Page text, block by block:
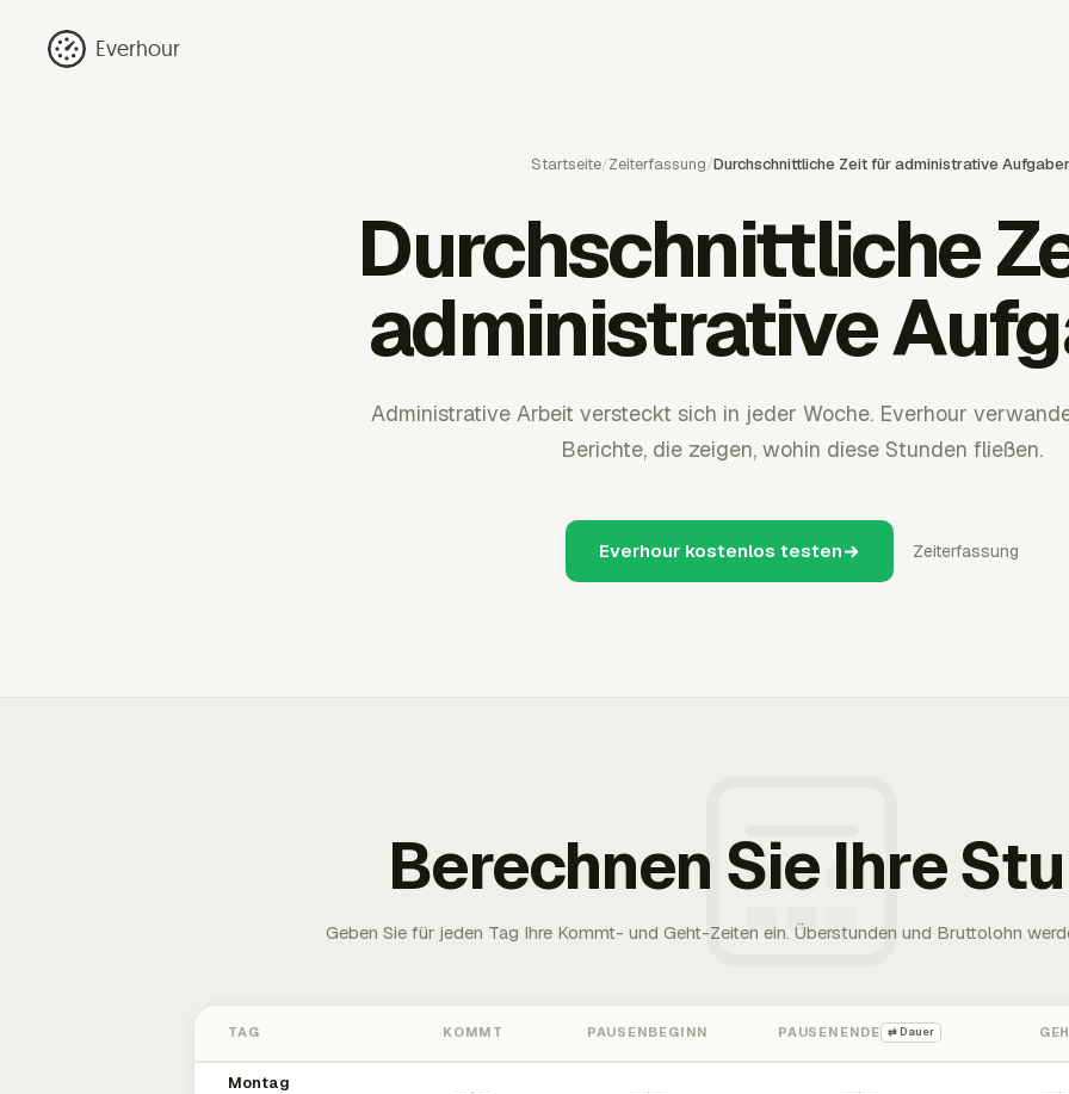
Everhour
Startseite/Zeiterfassung/Durchschnittliche Zeit für administrative
Durchschnittliche
administrative
Administrative Arbeit versteckt sich in jeder Woche. Everhour
Berichte, die zeigen, wohin diese Stunden fließen.
Everhour kostenlos testen Zeiterfassung
Berechnen Sie Ihre
Geben Sie für jeden Tag Ihre Kommt- und Geht-Zeiten ein. Überstunden und Bruttolohn
TAG KOMMT PAUSENBEGINN PAUSENENDE ⇄ Dauer
Montag